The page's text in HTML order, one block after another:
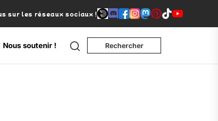
sur les réseaux sociaux !
Nous soutenir ! Search Rechercher